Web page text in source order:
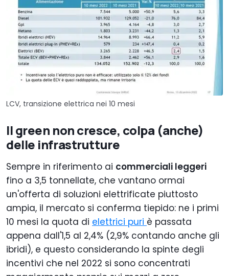
LCV, transizione elettrica nei 10 mesi
Il green non cresce, colpa (anche)
delle infrastrutture
Sempre in riferimento ai commerciali leggeri
fino a 3,5 tonnellate, che vantano ormai
un'offerta di soluzioni elettrificate piuttosto
ampia, il mercato si conferma tiepido: ne i primi
10 mesi la quota di elettrici puri è passata
appena dall'1,5 al 2,4% (2,9% contando anche gli
ibridi), e questo considerando la spinte degli
incentivi che nel 2022 si sono concentrati